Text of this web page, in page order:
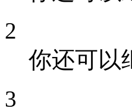
2
你还可以
3